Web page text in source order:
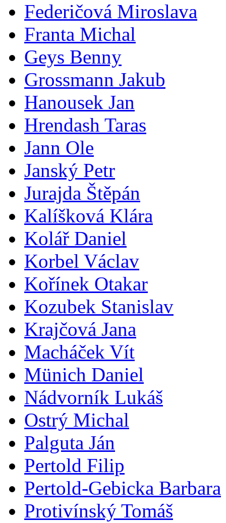
Federičová Miroslava
Franta Michal
Geys Benny
Grossmann Jakub
Hanousek Jan
Hrendash Taras
Jann Ole
Janský Petr
Jurajda Štěpán
Kalíšková Klára
Kolář Daniel
Korbel Václav
Kořínek Otakar
Kozubek Stanislav
Krajčová Jana
Macháček Vít
Münich Daniel
Nádvorník Lukáš
Ostrý Michal
Palguta Ján
Pertold Filip
Pertold-Gebicka Barbara
Protivínský Tomáš